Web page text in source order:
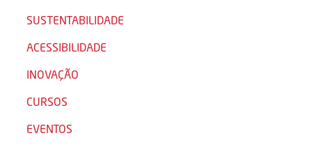
SUSTENTABILIDADE
ACESSIBILIDADE
INOVAÇÃO
CURSOS
EVENTOS